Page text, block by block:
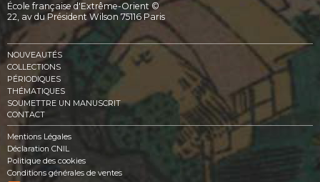
École française d'Extrême-Orient ©
22, av du Président Wilson 75116 Paris
NOUVEAUTÉS
COLLECTIONS
PÉRIODIQUES
THÉMATIQUES
SOUMETTRE UN MANUSCRIT
CONTACT
Mentions Légales
Déclaration CNIL
Politique des cookies
Conditions générales de ventes